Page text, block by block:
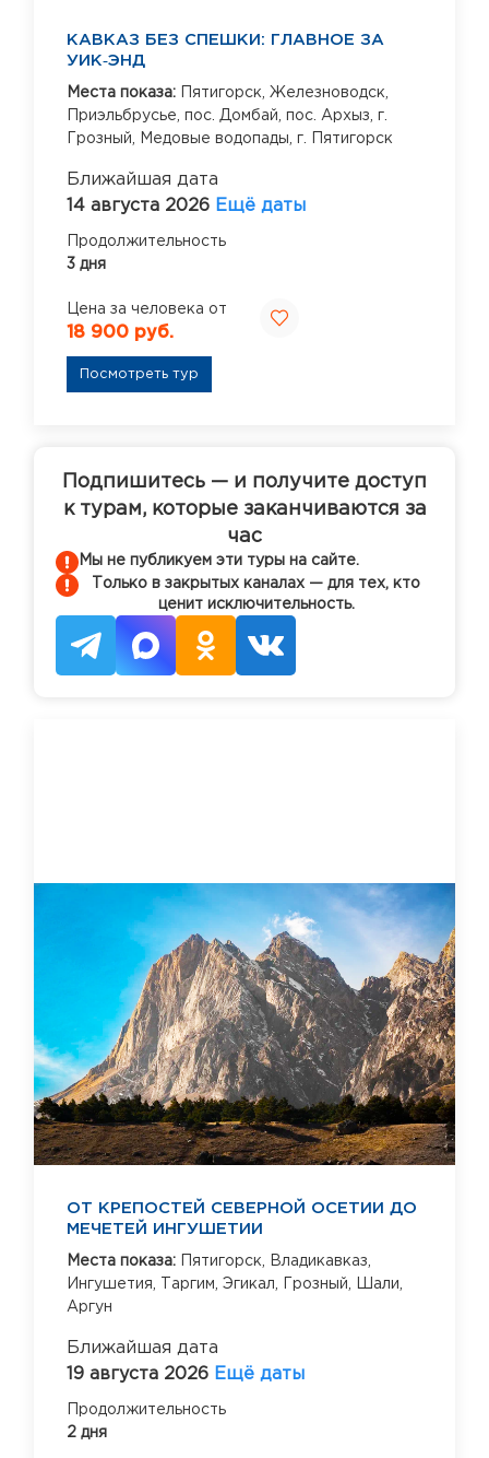
КАВКАЗ БЕЗ СПЕШКИ: ГЛАВНОЕ ЗА
УИК‑ЭНД
Места показа: Пятигорск, Железноводск,
Приэльбрусье,
пос. Домбай, пос. Архыз,
г.
Грозный,
Медовые водопады, г. Пятигорск
Ближайшая дата
14 августа 2026 Ещё даты
Продолжительность
3 дня
Цена за человека от
18 900 руб.
Посмотреть тур
Подпишитесь — и получите доступ
к турам, которые заканчиваются за
час
Мы не публикуем эти туры на сайте.
Только в закрытых каналах — для тех, кто
ценит исключительность.
ОТ КРЕПОСТЕЙ СЕВЕРНОЙ ОСЕТИИ ДО
МЕЧЕТЕЙ ИНГУШЕТИИ
Места показа: Пятигорск,
Владикавказ,
Ингушетия,
Таргим, Эгикал, Грозный,
Шали,
Аргун
Ближайшая дата
19 августа 2026 Ещё даты
Продолжительность
2 дня